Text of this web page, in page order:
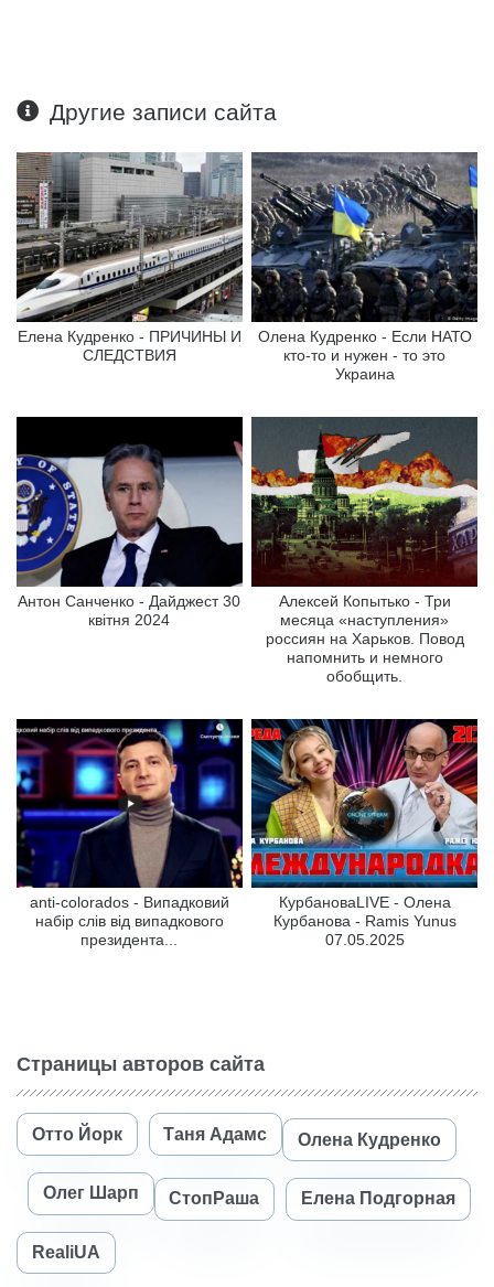
Другие записи сайта
Елена Кудренко - ПРИЧИНЫ И
СЛЕДСТВИЯ
Олена Кудренко - Если НАТО
кто-то и нужен - то это
Украина
Антон Санченко - Дайджест 30
квітня 2024
Алексей Копытько - Три
месяца «наступления»
россиян на Харьков. Повод
напомнить и немного
обобщить.
anti-colorados - Випадковий
набір слів від випадкового
президента...
КурбановаLIVE - Олена
Курбанова - Ramis Yunus
07.05.2025
Страницы авторов сайта
Отто Йорк Таня Адамс Олена Кудренко
Олег Шарп СтопРаша Елена Подгорная
RealiUA